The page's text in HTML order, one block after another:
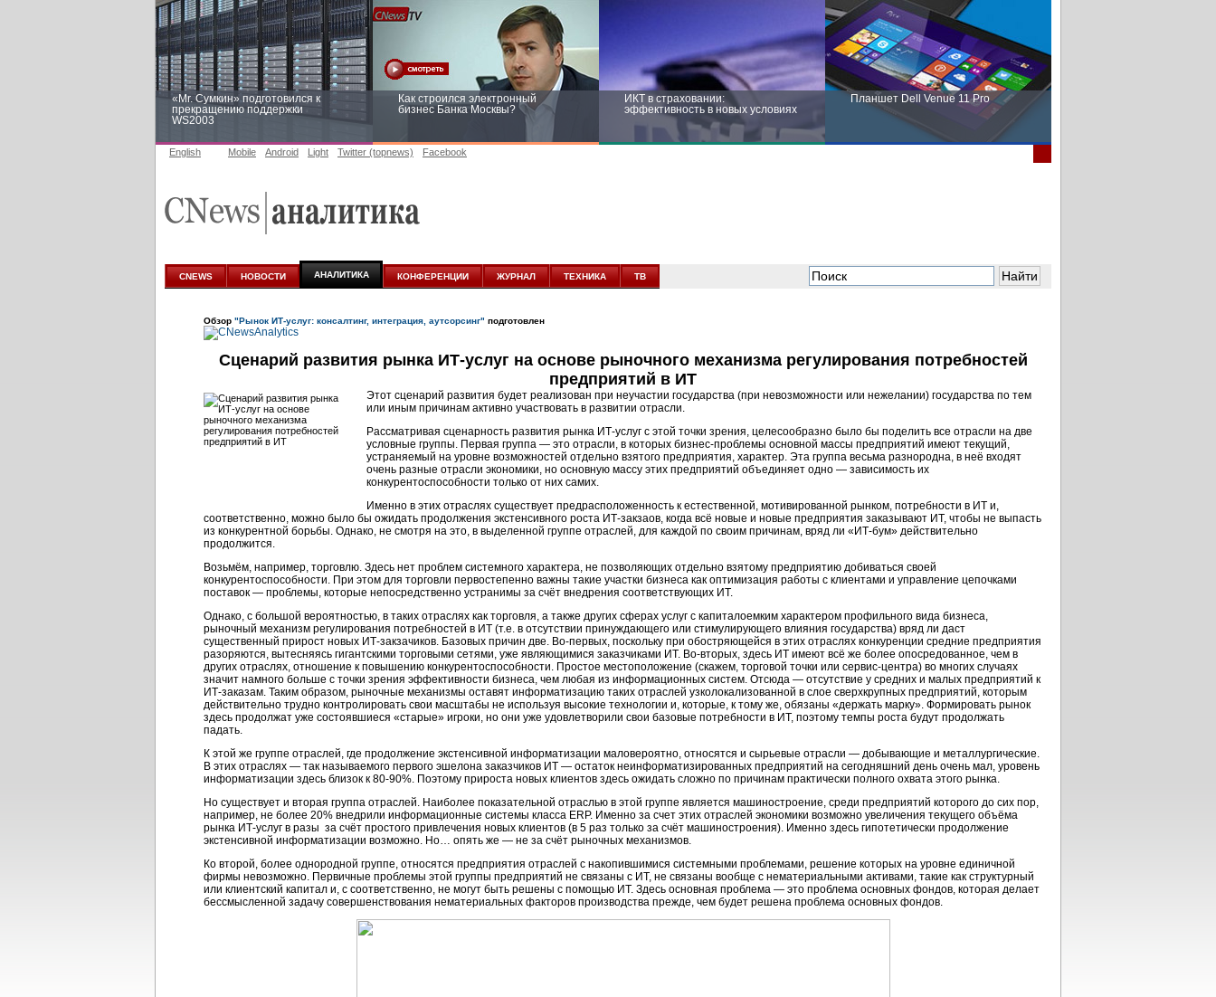
«Mr. Сумкин» подготовился к
прекращению поддержки
WS2003
Как строился электронный
бизнес Банка Москвы?
ИКТ в страховании:
эффективность в новых условиях
Планшет Dell Venue 11 Pro
аналитике
новых условиях
English Mobile Android Light Twitter (topnews) Facebook
CNEWS НОВОСТИ АНАЛИТИКА КОНФЕРЕНЦИИ ЖУРНАЛ ТЕХНИКА ТВ
Обзор "Рынок ИТ-услуг: консалтинг, интеграция, аутсорсинг" подготовлен
Сценарий развития рынка ИТ-услуг на основе рыночного механизма регулирования потребностей
предприятий в ИТ
Этот сценарий развития будет реализован при неучастии государства (при невозможности или нежелании) государства по тем
или иным причинам активно участвовать в развитии отрасли.
Рассматривая сценарность развития рынка ИТ-услуг с этой точки зрения, целесообразно было бы поделить все отрасли на две
условные группы. Первая группа — это отрасли, в которых бизнес-проблемы основной массы предприятий имеют текущий,
устраняемый на уровне возможностей отдельно взятого предприятия, характер. Эта группа весьма разнородна, в неё входят
очень разные отрасли экономики, но основную массу этих предприятий объединяет одно — зависимость их
конкурентоспособности только от них самих.
Именно в этих отраслях существует предрасположенность к естественной, мотивированной рынком, потребности в ИТ и,
соответственно, можно было бы ожидать продолжения экстенсивного роста ИТ-закзаов, когда всё новые и новые предприятия заказывают ИТ, чтобы не выпасть
из конкурентной борьбы. Однако, не смотря на это, в выделенной группе отраслей, для каждой по своим причинам, вряд ли «ИТ-бум» действительно
продолжится.
Возьмём, например, торговлю. Здесь нет проблем системного характера, не позволяющих отдельно взятому предприятию добиваться своей
конкурентоспособности. При этом для торговли первостепенно важны такие участки бизнеса как оптимизация работы с клиентами и управление цепочками
поставок — проблемы, которые непосредственно устранимы за счёт внедрения соответствующих ИТ.
Однако, с большой вероятностью, в таких отраслях как торговля, а также других сферах услуг с капиталоемким характером профильного вида бизнеса,
рыночный механизм регулирования потребностей в ИТ (т.е. в отсутствии принуждающего или стимулирующего влияния государства) вряд ли даст
существенный прирост новых ИТ-закзачиков. Базовых причин две. Во-первых, поскольку при обостряющейся в этих отраслях конкуренции средние предприятия
разоряются, вытесняясь гигантскими торговыми сетями, уже являющимися заказчиками ИТ. Во-вторых, здесь ИТ имеют всё же более опосредованное, чем в
других отраслях, отношение к повышению конкурентоспособности. Простое местоположение (скажем, торговой точки или сервис-центра) во многих случаях
значит намного больше с точки зрения эффективности бизнеса, чем любая из информационных систем. Отсюда — отсутствие у средних и малых предприятий к
ИТ-заказам. Таким образом, рыночные механизмы оставят информатизацию таких отраслей узколокализованной в слое сверхкрупных предприятий, которым
действительно трудно контролировать свои масштабы не используя высокие технологии и, которые, к тому же, обязаны «держать марку». Формировать рынок
здесь продолжат уже состоявшиеся «старые» игроки, но они уже удовлетворили свои базовые потребности в ИТ, поэтому темпы роста будут продолжать
падать.
К этой же группе отраслей, где продолжение экстенсивной информатизации маловероятно, относятся и сырьевые отрасли — добывающие и металлургические.
В этих отраслях — так называемого первого эшелона заказчиков ИТ — остаток неинформатизированных предприятий на сегодняшний день очень мал, уровень
информатизации здесь близок к 80-90%. Поэтому прироста новых клиентов здесь ожидать сложно по причинам практически полного охвата этого рынка.
Но существует и вторая группа отраслей. Наиболее показательной отраслью в этой группе является машиностроение, среди предприятий которого до сих пор,
например, не более 20% внедрили информационные системы класса ERP. Именно за счет этих отраслей экономики возможно увеличения текущего объёма
рынка ИТ-услуг в разы за счёт простого привлечения новых клиентов (в 5 раз только за счёт машиностроения). Именно здесь гипотетически продолжение
экстенсивной информатизации возможно. Но… опять же — не за счёт рыночных механизмов.
Ко второй, более однородной группе, относятся предприятия отраслей с накопившимися системными проблемами, решение которых на уровне единичной
фирмы невозможно. Первичные проблемы этой группы предприятий не связаны с ИТ, не связаны вообще с нематериальными активами, такие как структурный
или клиентский капитал и, с соответственно, не могут быть решены с помощью ИТ. Здесь основная проблема — это проблема основных фондов, которая делает
бессмысленной задачу совершенствования нематериальных факторов производства прежде, чем будет решена проблема основных фондов.